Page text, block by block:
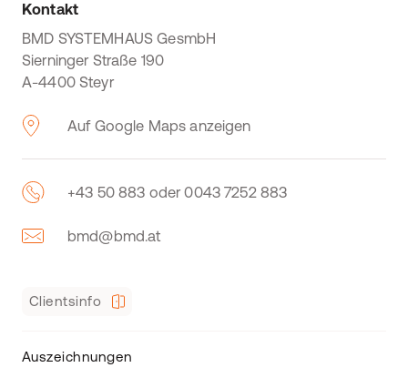
Kontakt
BMD SYSTEMHAUS GesmbH
Sierninger Straße 190
A-4400 Steyr
Auf Google Maps anzeigen
+43 50 883 oder 0043 7252 883
bmd@bmd.at
Clientsinfo
Auszeichnungen